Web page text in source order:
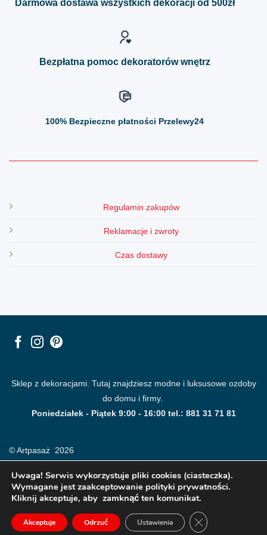
Darmowa dostawa wszystkich dekoracji od 500zł
Bezpłatna pomoc dekoratorów wnętrz
100% Bezpieczne płatności Przelewy24
Regulamin zakupów
Reklamacje i zwroty
Czas dostawy
Sklep z dekoracjami. Tutaj znajdziesz modne i luksusowe ozdoby
do domu i firmy.
Poniedziałek - Piątek 9:00 - 16:00 tel.: 881 31 71 81
© Artpasaż 2026
Modne plakaty, obrazy, fototapety i dekoracje na ściany.
Uwaga! Serwis wykorzystuje pliki cookies (ciasteczka).
Wymagane jest zaakceptowanie polityki prywatności.
Kliknij akceptuje, aby zamknąć ten komunikat.
Akceptuje Odrzuć Ustawienia ZAMKNIJ